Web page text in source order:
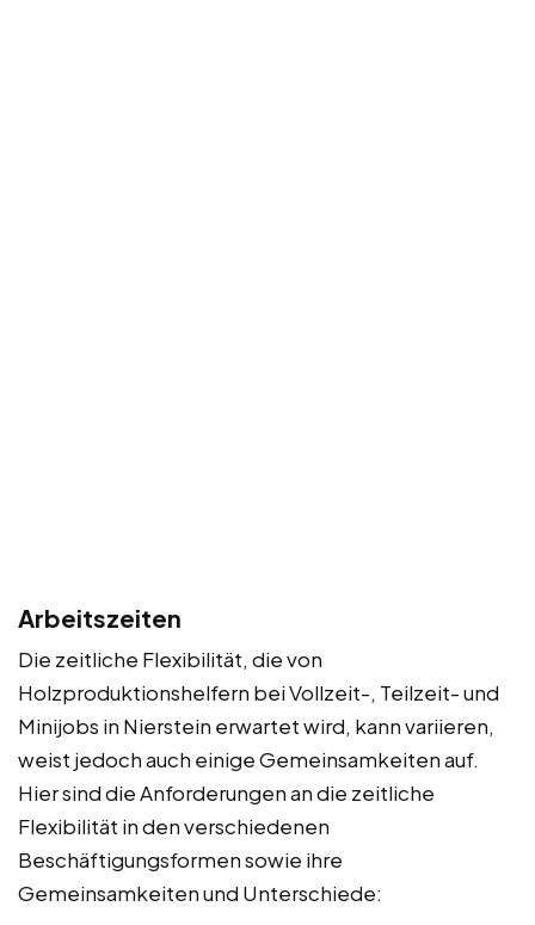
Arbeitszeiten
Die zeitliche Flexibilität, die von
Holzproduktionshelfern bei Vollzeit-, Teilzeit- und
Minijobs in Nierstein erwartet wird, kann variieren,
weist jedoch auch einige Gemeinsamkeiten auf.
Hier sind die Anforderungen an die zeitliche
Flexibilität in den verschiedenen
Beschäftigungsformen sowie ihre
Gemeinsamkeiten und Unterschiede: